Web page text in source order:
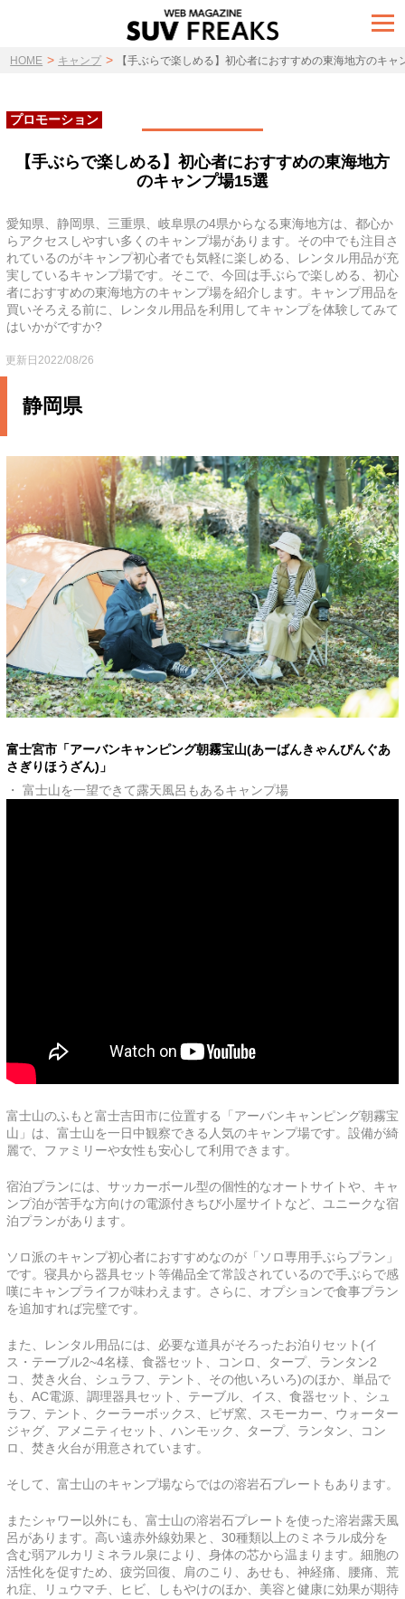
t
o
g
g
a
n
HOME > キャンプ > 【手ぶらで楽しめる】初心者におすすめの東海地方のキャ
プロモーション
【手ぶらで楽しめる】初心者におすすめの東海地方
のキャンプ場15選
愛知県、静岡県、三重県、岐阜県の4県からなる東海地方は、都心か
らアクセスしやすい多くのキャンプ場があります。その中でも注目さ
れているのがキャンプ初心者でも気軽に楽しめる、レンタル用品が充
実しているキャンプ場です。そこで、今回は手ぶらで楽しめる、初心
者におすすめの東海地方のキャンプ場を紹介します。キャンプ用品を
買いそろえる前に、レンタル用品を利用してキャンプを体験してみて
はいかがですか?
更新日2022/08/26
静岡県
富士宮市「アーバンキャンピング朝霧宝山(あーばんきゃんぴんぐあ
さぎりほうざん)」
・ 富士山を一望できて露天風呂もあるキャンプ場
富士山のふもと富士吉田市に位置する「アーバンキャンピング朝霧宝
山」は、富士山を一日中観察できる人気のキャンプ場です。設備が綺
麗で、ファミリーや女性も安心して利用できます。
宿泊プランには、サッカーボール型の個性的なオートサイトや、キャ
ンプ泊が苦手な方向けの電源付きちび小屋サイトなど、ユニークな宿
泊プランがあります。
ソロ派のキャンプ初心者におすすめなのが「ソロ専用手ぶらプラン」
です。寝具から器具セット等備品全て常設されているので手ぶらで感
嘆にキャンプライフが味わえます。さらに、オプションで食事プラン
を追加すれば完璧です。
また、レンタル用品には、必要な道具がそろったお泊りセット(イ
ス・テーブル2~4名様、食器セット、コンロ、タープ、ランタン2
コ、焚き火台、シュラフ、テント、その他いろいろ)のほか、単品で
も、AC電源、調理器具セット、テーブル、イス、食器セット、シュ
ラフ、テント、クーラーボックス、ピザ窯、スモーカー、ウォーター
ジャグ、アメニティセット、ハンモック、タープ、ランタン、コン
ロ、焚き火台が用意されています。
そして、富士山のキャンプ場ならではの溶岩石プレートもあります。
またシャワー以外にも、富士山の溶岩石プレートを使った溶岩露天風
呂があります。高い遠赤外線効果と、30種類以上のミネラル成分を
含む弱アルカリミネラル泉により、身体の芯から温まります。細胞の
活性化を促すため、疲労回復、肩のこり、あせも、神経痛、腰痛、荒
れ症、リュウマチ、ヒビ、しもやけのほか、美容と健康に効果が期待